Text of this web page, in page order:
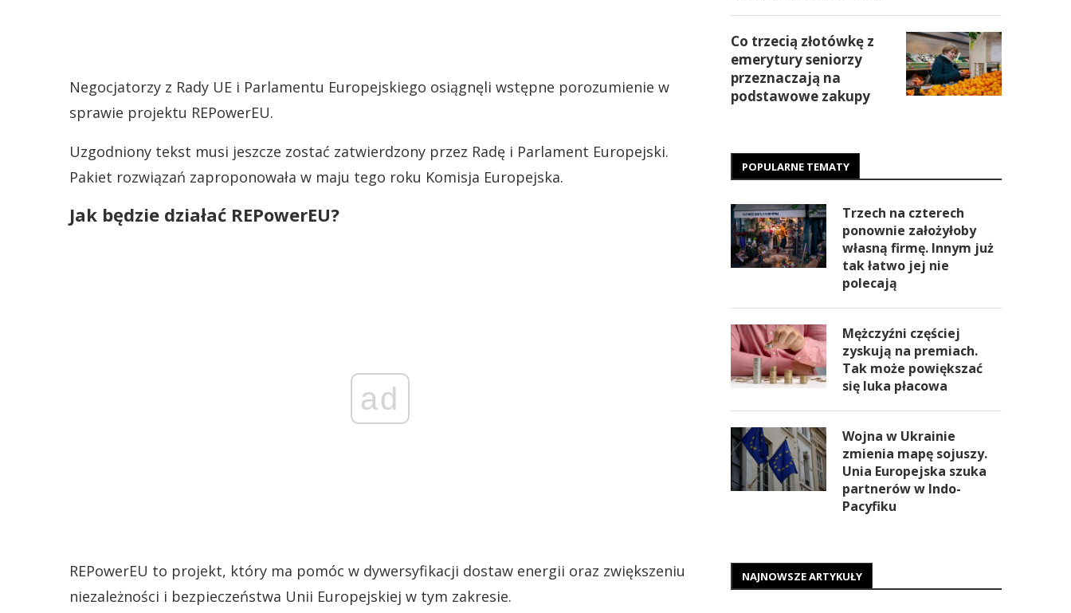
Negocjatorzy z Rady UE i Parlamentu Europejskiego osiągnęli wstępne porozumienie w
sprawie projektu REPowerEU.
Uzgodniony tekst musi jeszcze zostać zatwierdzony przez Radę i Parlament Europejski.
Pakiet rozwiązań zaproponowała w maju tego roku Komisja Europejska.
Jak będzie działać REPowerEU?
ad
REPowerEU to projekt, który ma pomóc w dywersyfikacji dostaw energii oraz zwiększeniu
niezależności i bezpieczeństwa Unii Europejskiej w tym zakresie.
Co trzecią złotówkę z
emerytury seniorzy
przeznaczają na
podstawowe zakupy
POPULARNE TEMATY
Trzech na czterech
ponownie założyłoby
własną firmę. Innym już
tak łatwo jej nie
polecają
Mężczyźni częściej
zyskują na premiach.
Tak może powiększać
się luka płacowa
Wojna w Ukrainie
zmienia mapę sojuszy.
Unia Europejska szuka
partnerów w Indo-
Pacyfiku
NAJNOWSZE ARTYKUŁY